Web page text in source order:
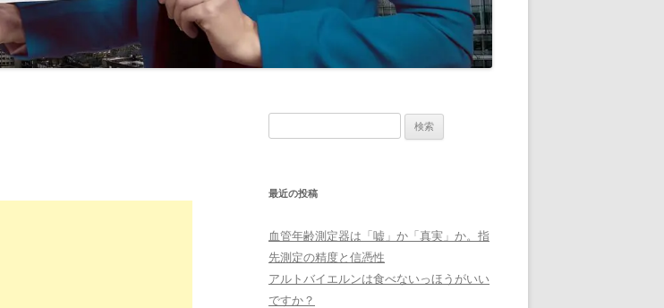
最近の投稿
血管年齢測定器は「嘘」か「真実」か。指
先測定の精度と信憑性
アルトバイエルンは食べないっほうがいい
ですか？